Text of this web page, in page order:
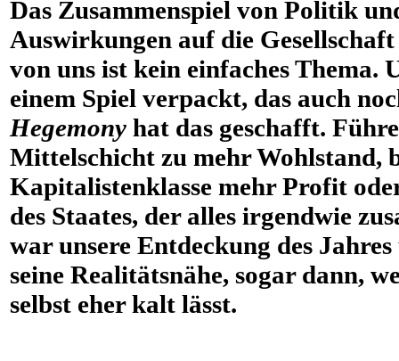
Das Zusammenspiel von Politik
Auswirkungen auf die
von uns ist kein einfaches Thema.
einem Spiel verpackt, das auch
Hegemony hat das geschafft.
Mittelschicht zu mehr Wohlstand,
Kapitalistenklasse mehr Profit
des Staates, der alles irgendwie
war unsere Entdeckung des
seine Realitätsnähe, sogar dann,
selbst eher kalt lässt.